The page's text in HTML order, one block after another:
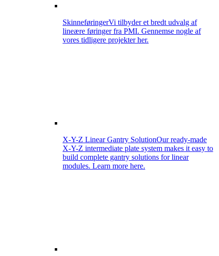
SkinneføringerVi tilbyder et bredt udvalg af
lineære føringer fra PMI. Gennemse nogle af
vores tidligere projekter her.
X-Y-Z Linear Gantry SolutionOur ready-made
X-Y-Z intermediate plate system makes it easy to
build complete gantry solutions for linear
modules. Learn more here.